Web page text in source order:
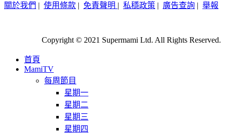
關於我們 | 使用條款 | 免責聲明 | 私穩政策 | 廣告查詢 | 舉報
Copyright © 2021 Supermami Ltd. All Rights Reserved.
首頁
MamiTV
每周節目
星期一
星期二
星期三
星期四